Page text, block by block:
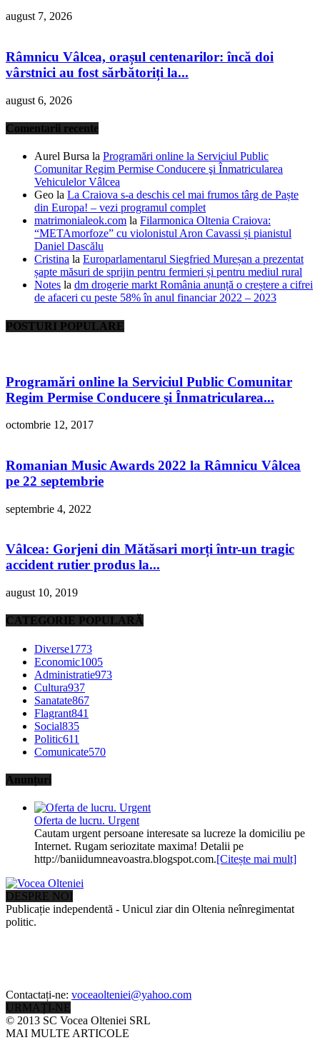
august 7, 2026
Râmnicu Vâlcea, orașul centenarilor: încă doi
vârstnici au fost sărbătoriți la...
august 6, 2026
Comentarii recente
Aurel Bursa la Programări online la Serviciul Public
Comunitar Regim Permise Conducere şi Înmatricularea
Vehiculelor Vâlcea
Geo la La Craiova s-a deschis cel mai frumos târg de Paște
din Europa! – vezi programul complet
matrimonialeok.com la Filarmonica Oltenia Craiova:
“METAmorfoze” cu violonistul Aron Cavassi și pianistul
Daniel Dascălu
Cristina la Europarlamentarul Siegfried Mureșan a prezentat
șapte măsuri de sprijin pentru fermieri și pentru mediul rural
Notes la dm drogerie markt România anunță o creștere a cifrei
de afaceri cu peste 58% în anul financiar 2022 – 2023
POSTURI POPULARE
Programări online la Serviciul Public Comunitar
Regim Permise Conducere şi Înmatricularea...
octombrie 12, 2017
Romanian Music Awards 2022 la Râmnicu Vâlcea
pe 22 septembrie
septembrie 4, 2022
Vâlcea: Gorjeni din Mătăsari morți într-un tragic
accident rutier produs la...
august 10, 2019
CATEGORIE POPULARĂ
Diverse1773
Economic1005
Administratie973
Cultura937
Sanatate867
Flagrant841
Social835
Politic611
Comunicate570
Anunțuri
Oferta de lucru. Urgent
Cautam urgent persoane interesate sa lucreze la domiciliu pe
Internet. Rugam seriozitate maxima! Detalii pe
http://baniidumneavoastra.blogspot.com.[Citește mai mult]
DESPRE NOI
Publicație independentă - Unicul ziar din Oltenia neînregimentat
politic.
Contactați-ne: voceaolteniei@yahoo.com
URMAȚI-NE
© 2013 SC Vocea Olteniei SRL
MAI MULTE ARTICOLE